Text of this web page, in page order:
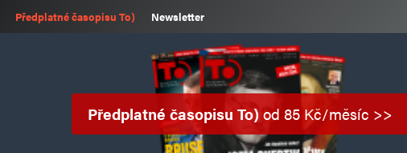
Předplatné časopisu To) Newsletter
Předplatné časopisu To)od 85 Kč/měsíc >>